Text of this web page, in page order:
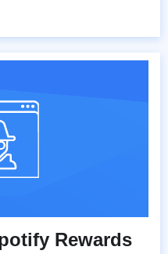
Rewards